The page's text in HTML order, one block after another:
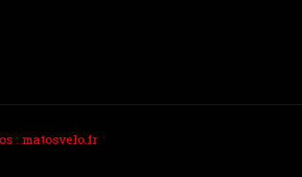
: matosvelo.fr